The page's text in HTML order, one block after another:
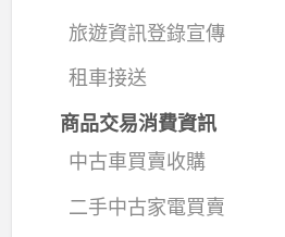
旅遊資訊登錄宣傳
租車接送
商品交易消費資訊
中古車買賣收購
二手中古家電買賣